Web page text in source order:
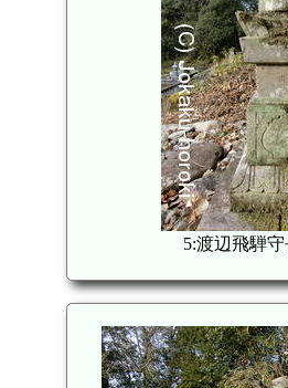
5:渡辺飛騨